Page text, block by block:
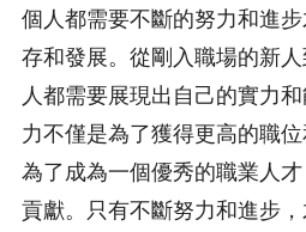
個人都需要不斷的努力和進
存和發展。從剛入職場的新
人都需要展現出自己的實力
力不僅是為了獲得更高的職
為了成為一個優秀的職業人
貢獻。只有不斷努力和進步